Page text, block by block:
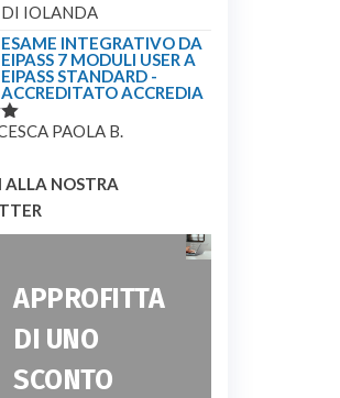
VALUTATO
DI IOLANDA
ESAME INTEGRATIVO DA
EIPASS 7 MODULI USER A
EIPASS STANDARD -
ACCREDITATO ACCREDIA
PAOLA B.
ALLA NOSTRA
APPROFITTA
DI UNO
SCONTO